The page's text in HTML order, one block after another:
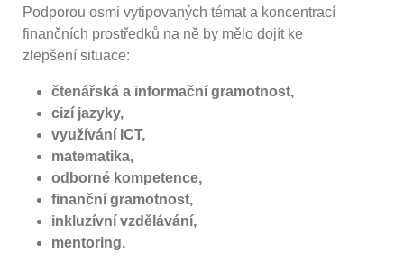
Podporou osmi vytipovaných témat a koncentrací
finančních prostředků na ně by mělo dojít ke
zlepšení situace:
čtenářská a informační gramotnost,
cizí jazyky,
využívání ICT,
matematika,
odborné kompetence,
finanční gramotnost,
inkluzívní vzdělávání,
mentoring.